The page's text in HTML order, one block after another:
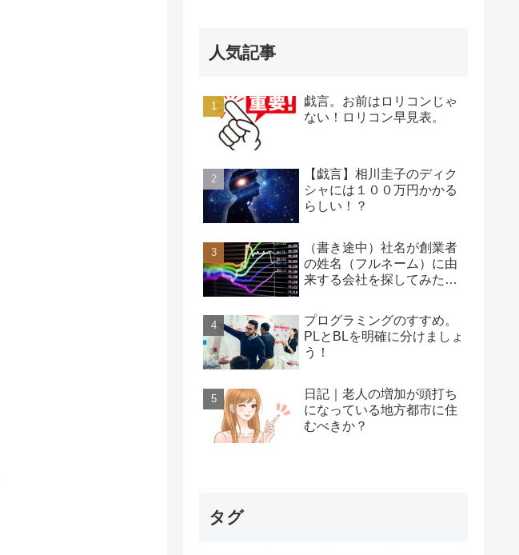
人気記事
戯言。お前はロリコンじゃ
ない！ロリコン早見表。
【戯言】相川圭子のディク
シャには１００万円かかる
らしい！？
（書き途中）社名が創業者
の姓名（フルネーム）に由
来する会社を探してみた…
プログラミングのすすめ。
PLとBLを明確に分けましょ
う！
日記｜老人の増加が頭打ち
になっている地方都市に住
むべきか？
タグ